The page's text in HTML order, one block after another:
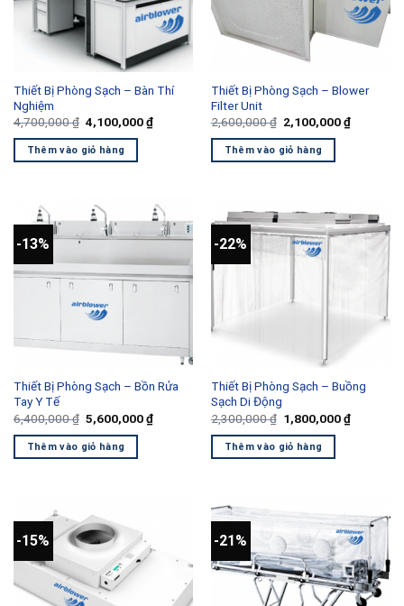
Thiết Bị Phòng Sạch – Bàn Thí
Nghiệm
4,700,000₫ Giá
gốc
là:
4,700,000 ₫.
4,100,000₫Giá
hiện
Thêm vào giỏ hàng
Thiết Bị Phòng Sạch – Blower
Filter Unit
2,600,000₫ Giá
gốc
là:
2,600,000 ₫.
2,100,000₫Giá
hiện
Thêm vào giỏ hàng
-13%
Thiết Bị Phòng Sạch – Bồn Rửa
Tay Y Tế
6,400,000₫ Giá
gốc
là:
6,400,000 ₫.
5,600,000₫Giá
hiện
Thêm vào giỏ hàng
-22%
Thiết Bị Phòng Sạch – Buồng
Sạch Di Động
2,300,000₫ Giá
gốc
là:
2,300,000 ₫.
1,800,000₫Giá
hiện
Thêm vào giỏ hàng
-15% -21%